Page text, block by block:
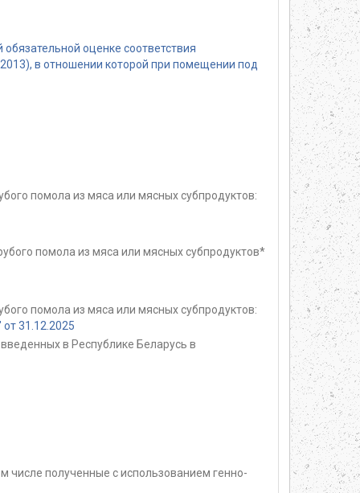
оценке соответствия
в отношении которой при помещении под
помола из мяса или мясных субпродуктов:
помола из мяса или мясных субпродуктов*
помола из мяса или мясных субпродуктов:
31.12.2025
в Республике Беларусь в
полученные с использованием генно-